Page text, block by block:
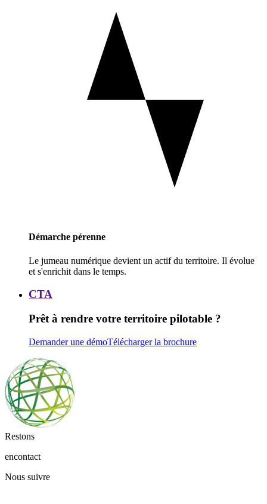
Démarche pérenne
Le jumeau numérique devient un actif du territoire. Il évolue
et s'enrichit dans le temps.
CTA
CTA
Prêt à rendre votre territoire pilotable ?
Demander une démoTélécharger la brochure
Restons
encontact
Nous suivre